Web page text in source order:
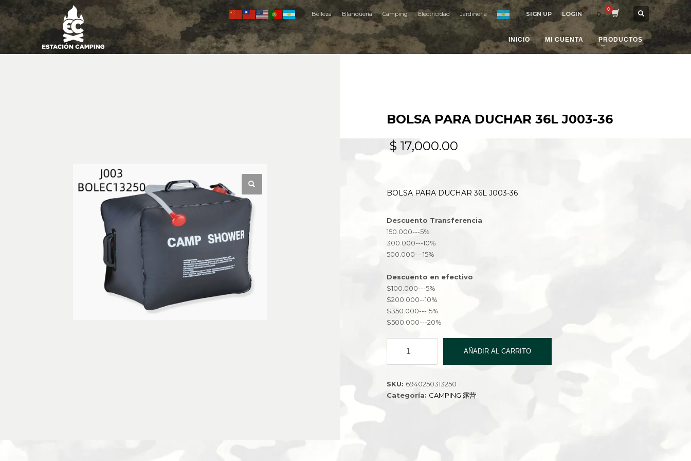
Belleza Blanquería Camping Electricidad Jardineria SIGN UP LOGIN 0
INICIO MI CUENTA PRODUCTOS
BOLSA PARA DUCHAR 36L J003-36
$ 17,000.00
BOLSA PARA DUCHAR 36L J003-36
Descuento Transferencia
150.000---5%
300.000---10%
500.000---15%
Descuento en efectivo
$100.000---5%
$200.000--10%
$350.000---15%
$500.000---20%
DUCHAR
J003-
36
AÑADIR AL CARRITO
SKU: 6940250313250
Categoría: CAMPING 露营